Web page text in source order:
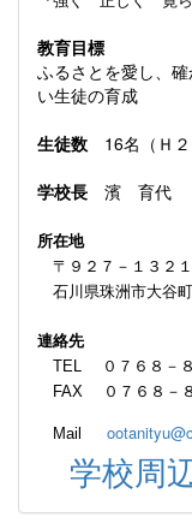
教育目標
ふるさとを愛し、
い生徒の育成
生徒数 16名（Ｈ２
学校長 濱 育代
所在地
〒９２７－１３２１
石川県珠洲市大谷
連絡先
TEL ０７６８－８
FAX ０７６８－８
Mail
学校周